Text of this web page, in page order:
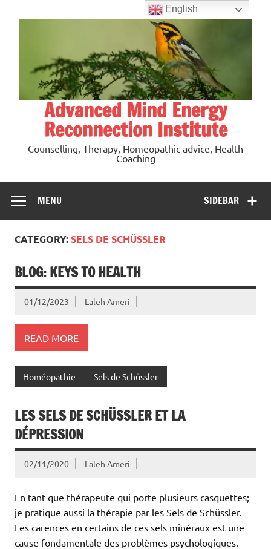
Advanced Mind Energy
Reconnection Institute
Counselling, Therapy, Homeopathic advice, Health
Coaching
SIDEBAR
MENU
CATEGORY:SELS DE SCHÜSSLER
BLOG: KEYS TO HEALTH
01/12/2023 Laleh Ameri
READ MORE
Homéopathie Sels de Schüssler
LES SELS DE SCHÜSSLER ET LA
DÉPRESSION
02/11/2020 Laleh Ameri
En tant que thérapeute qui porte plusieurs casquettes;
je pratique aussi la thérapie par les Sels de Schüssler.
Les carences en certains de ces sels minéraux est une
cause fondamentale des problèmes psychologiques.
English